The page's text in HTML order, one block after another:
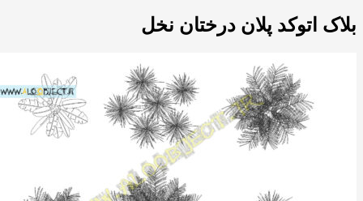
اتوکد پلان درختان نخل